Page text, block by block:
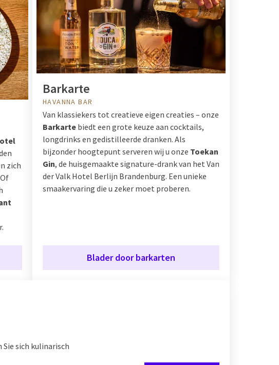
zich
Barkarte
HAVANNA BAR
Van klassiekers tot creatieve eigen creaties – onze
Barkarte biedt een grote keuze aan cocktails,
longdrinks en gedistilleerde dranken. Als
bijzonder hoogtepunt serveren wij u onze Toekan
Gin, de huisgemaakte signature-drank van het Van
der Valk Hotel Berlijn Brandenburg. Een unieke
smaakervaring die u zeker moet proberen.
Blader door barkarten
sich kulinarisch